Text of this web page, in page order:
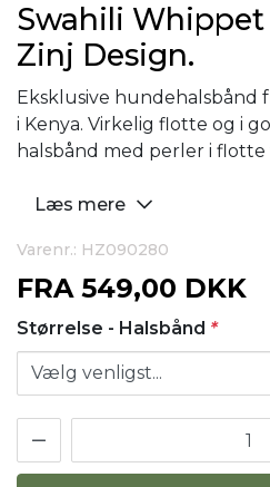
Swahili Whippet
Zinj Design.
Eksklusive hundehalsbånd
i Kenya. Virkelig flotte og i
halsbånd med perler i flotte
Læs mere
Varenr.: HZ090280
FRA 549,00 DKK
Størrelse - Halsbånd *